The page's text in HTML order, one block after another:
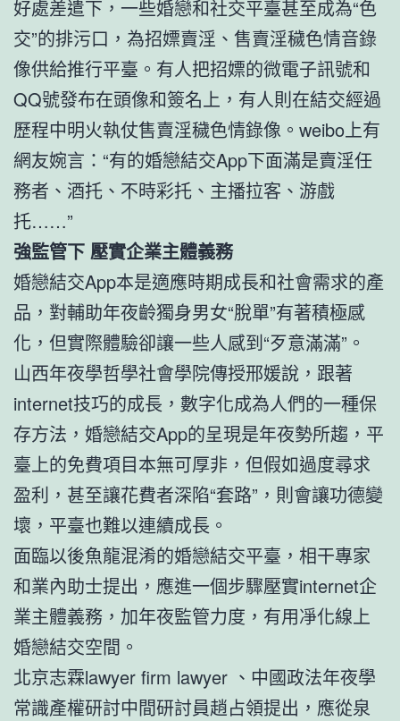
好處差遣下，一些婚戀和社交平臺甚至成為“色
交”的排污口，為招嫖賣淫、售賣淫穢色情音錄
像供給推行平臺。有人把招嫖的微電子訊號和
QQ號發布在頭像和簽名上，有人則在結交經過
歷程中明火執仗售賣淫穢色情錄像。weibo上有
網友婉言：“有的婚戀結交App下面滿是賣淫任
務者、酒托、不時彩托、主播拉客、游戲
托……”
強監管下 壓實企業主體義務
婚戀結交App本是適應時期成長和社會需求的產
品，對輔助年夜齡獨身男女“脫單”有著積極感
化，但實際體驗卻讓一些人感到“歹意滿滿”。
山西年夜學哲學社會學院傳授邢媛說，跟著
internet技巧的成長，數字化成為人們的一種保
存方法，婚戀結交App的呈現是年夜勢所趨，平
臺上的免費項目本無可厚非，但假如過度尋求
盈利，甚至讓花費者深陷“套路”，則會讓功德變
壞，平臺也難以連續成長。
面臨以後魚龍混淆的婚戀結交平臺，相干專家
和業內助士提出，應進一個步驟壓實internet企
業主體義務，加年夜監管力度，有用凈化線上
婚戀結交空間。
北京志霖lawyer firm lawyer 、中國政法年夜學
常識產權研討中間研討員趙占領提出，應從泉